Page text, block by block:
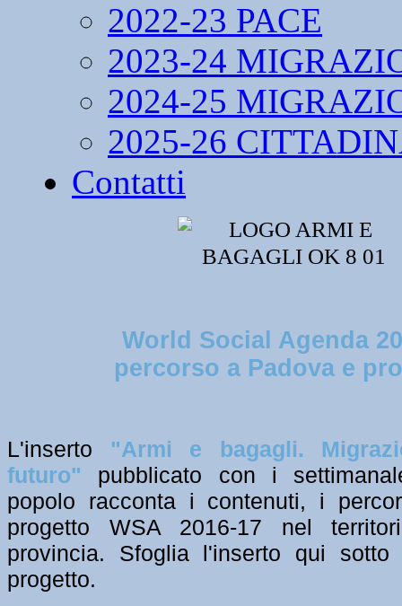
2022-23 PACE
2023-24
2024-25
2025-26
Contatti
World Social Agenda
percorso a Padova e
L'inserto "Armi e bagagli.
futuro" pubblicato con i
popolo racconta i contenuti, i
progetto WSA 2016-17 nel
provincia. Sfoglia l'inserto qui
progetto.